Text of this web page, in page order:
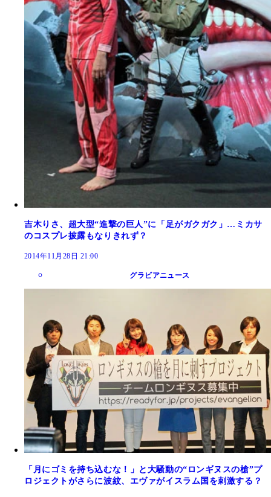
吉木りさ、超大型“進撃の巨人”に「足がガクガク」…ミカサ
のコスプレ披露もなりきれず？
2014年11月28日 21:00
グラビアニュース
「月にゴミを持ち込むな！」と大騒動の“ロンギヌスの槍”プ
ロジェクトがさらに波紋、エヴァがイスラム国を刺激する？